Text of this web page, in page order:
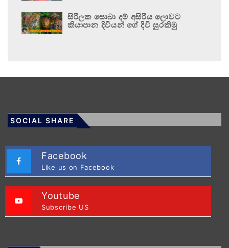
සිරිලක සොබා දම් අසිරිය ලොවට
කියාපාන දිවියන් ගේ දිවි සුරකිමු
SOCIAL SHARE
Facebook
Like us on Facebook
Youtube
Subscribe US